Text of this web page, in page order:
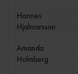
Hannes
Hjalmarsson
Amanda
Holmberg